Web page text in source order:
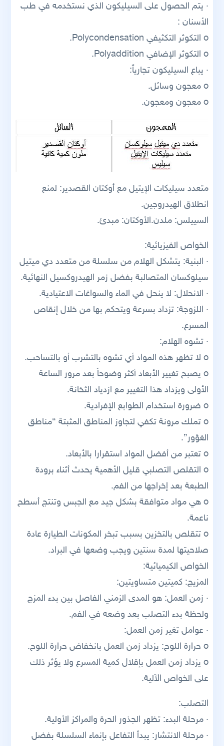
· يتم الحصول على السيليكون الذي نستخدمه في طب
الأسنان :
o التكوثر التكثيفي Polycondensation.
o التكوثر الإضافي Polyaddition.
· يباع السيليكون تجارياً:
o معجون وسائل.
o معجون ومعجون.
متعدد سيليكات الإيتيل مع أوكتان القصدير: لمنع
انطلاق الهيدروجين.
السييلس: ملدن.الأوكتان: مبدئ.
الخواص الفيزيائية:
· البنية: يتشكل الهلام من سلسلة من متعدد دي ميتيل
سيلوكسان المتصالبة بفضل زمر الهيدروكسيل النهائية.
· الانحلال: لا ينحل في الماء والسواغات الاعتيادية.
· اللزوجة: تزداد بسرعة ويتحكم بها من خلال إنقاص
المسرع.
· تشوه الهلام:
o لا تظهر هذه المواد أي تشوه بالتشرب أو بالتساحب.
o يصبح تغيير الأبعاد أكثر وضوحاً بعد مرور الساعة
الأولى ويزداد هذا التغيير مع ازدياد الثخانة.
o ضرورة استخدام الطوابع الإفرادية.
o تملك مرونة تكفي لتجاوز المناطق المثبتة “مناطق
الغؤور”.
o تعتبر من أفضل المواد استقرارا بالأبعاد.
o التقلص التصلبي قليل الأهمية يحدث أثناء برودة
الطبعة بعد إخراجها من الفم.
o هي مواد متوافقة بشكل جيد مع الجبس وتنتج أسطح
ناعمة.
o تتقلص بالتخزين بسبب تبخر المكونات الطيارة عادة
صلاحيتها لمدة سنتين ويجب وضعها في البراد.
الخواص الكيميائية:
المزيج: كميتين متساويتين:
· زمن العمل: هو المدى الزمني الفاصل بين بدء المزج
ولحظة بدء التصلب بعد وضعه في الفم.
· عوامل تغير زمن العمل:
o حرارة اللوح: يزداد زمن العمل بانخفاض حرارة اللوح.
o يزداد زمن العمل بإقلال كمية المسرع ولا يؤثر ذلك
على الخواص الآلية.
التصلب:
· مرحلة البدء: تظهر الجذور الحرة والمراكز الأولية.
· مرحلة الانتشار: يبدأ التفاعل بإنماء السلسلة بفضل